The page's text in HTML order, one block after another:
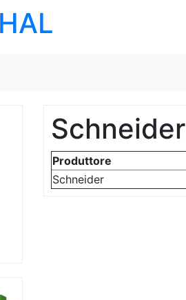
Schneider
Produttore
Schneider